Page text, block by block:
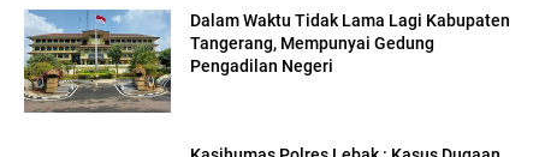
Dalam Waktu Tidak Lama Lagi Kabupaten
Tangerang, Mempunyai Gedung
Pengadilan Negeri
Kasihumas Polres Lebak : Kasus Dugaan